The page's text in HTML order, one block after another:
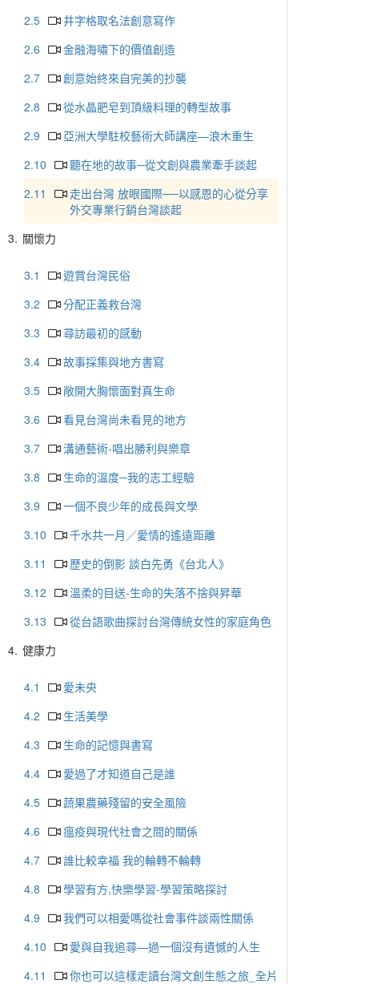
2.5
井字格取名法創意寫作
2.6
金融海嘯下的價值創造
2.7
創意始終來自完美的抄襲
2.8
從水晶肥皂到頂級料理的轉型故事
2.9
亞洲大學駐校藝術大師講座—浪木重生
2.10
聽在地的故事─從文創與農業牽手談起
2.11
走出台灣 放眼國際──以感恩的心從分享
外交專業行銷台灣談起
3. 關懷力
3.1
遊賞台灣民俗
3.2
分配正義救台灣
3.3
尋訪最初的感動
3.4
故事採集與地方書寫
3.5
敞開大胸懷面對真生命
3.6
看見台灣尚未看見的地方
3.7
溝通藝術-唱出勝利與樂章
3.8
生命的溫度─我的志工經驗
3.9
一個不良少年的成長與文學
3.10
千水共一月／愛情的遙遠距離
3.11
歷史的倒影 談白先勇《台北人》
3.12
溫柔的目送-生命的失落不捨與昇華
3.13
從台語歌曲探討台灣傳統女性的家庭角色
4. 健康力
4.1
愛未央
4.2
生活美學
4.3
生命的記憶與書寫
4.4
愛過了才知道自己是誰
4.5
蔬果農藥殘留的安全風險
4.6
瘟疫與現代社會之間的關係
4.7
誰比較幸福 我的輪轉不輪轉
4.8
學習有方,快樂學習-學習策略探討
4.9
我們可以相愛嗎從社會事件談兩性關係
4.10
愛與自我追尋—過一個沒有遺憾的人生
4.11
你也可以這樣走讀台灣文創生態之旅_全片